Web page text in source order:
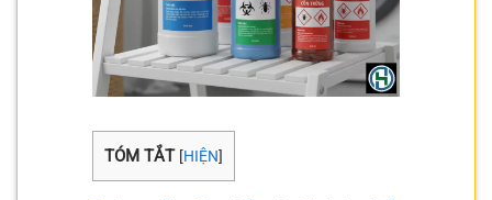
TÓM TẮT [HIỆN]